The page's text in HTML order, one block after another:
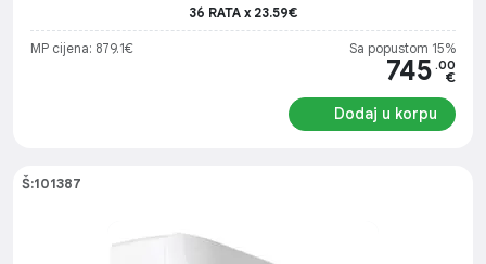
36 RATA x 23.59€
MP cijena: 879.1€ Sa popustom 15%
745 .00
€
Dodaj u korpu
Š:101387